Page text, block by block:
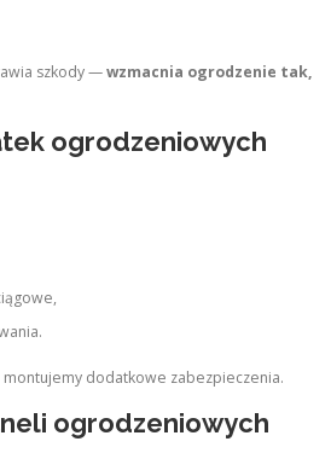
szkody —wzmacnia ogrodzenie tak,
ogrodzeniowych
montujemy dodatkowe zabezpieczenia.
ogrodzeniowych